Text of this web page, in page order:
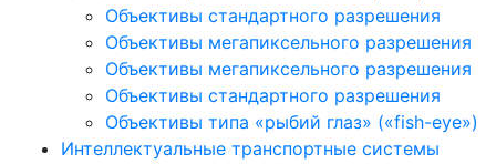
Объективы стандартного разрешения
Объективы мегапиксельного разрешения
Объективы мегапиксельного разрешения
Объективы стандартного разрешения
Объективы типа «рыбий глаз» («fish-eye»)
Интеллектуальные транспортные системы